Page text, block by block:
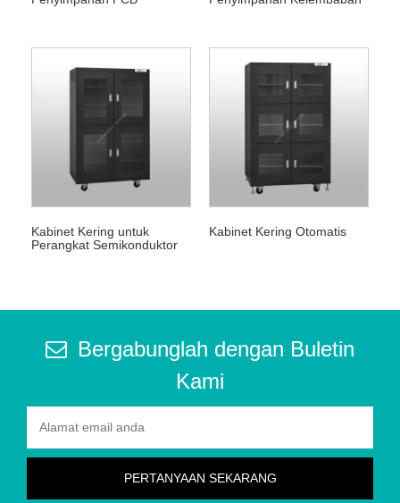
Kabinet Kering untuk
Perangkat Semikonduktor
Kabinet Kering Otomatis
Bergabunglah dengan Buletin
Kami